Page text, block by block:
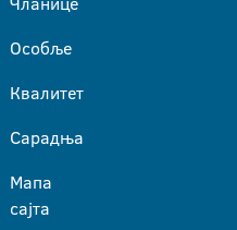
Особље
Квалитет
Сарадња
Мапа
сајта